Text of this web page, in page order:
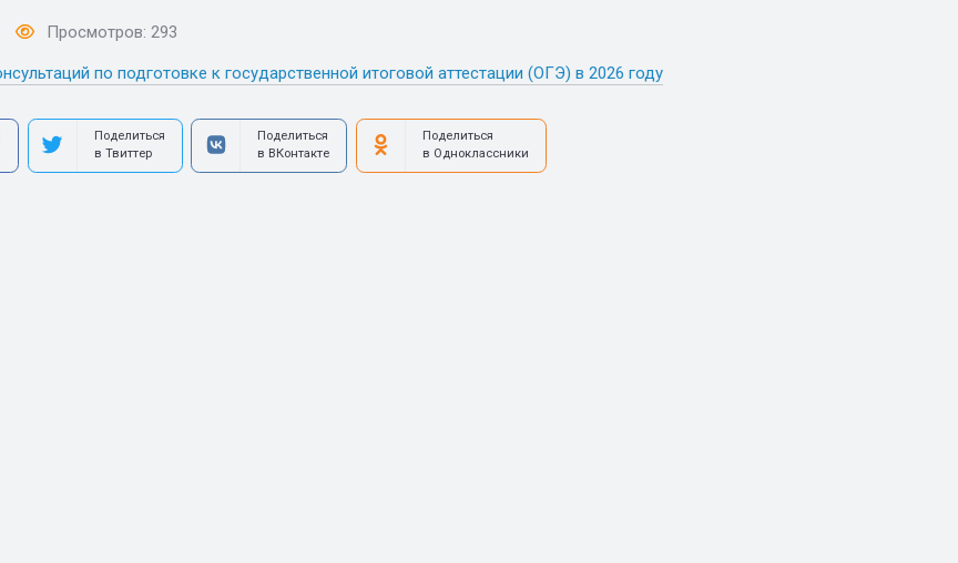
Просмотров: 293
по подготовке к государственной итоговой аттестации (ОГЭ) в 2026 году
Поделиться
в Твиттер
Поделиться
в ВКонтакте
Поделиться
в Одноклассники